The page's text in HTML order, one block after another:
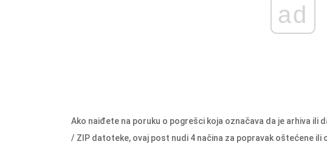
ad
Ako naiđete na poruku o pogrešci koja označava da je arhiva ili
/ ZIP datoteke, ovaj post nudi 4 načina za popravak oštećene ili